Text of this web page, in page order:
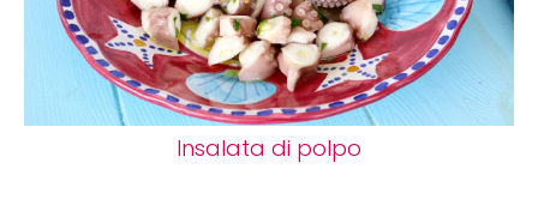
Insalata di polpo